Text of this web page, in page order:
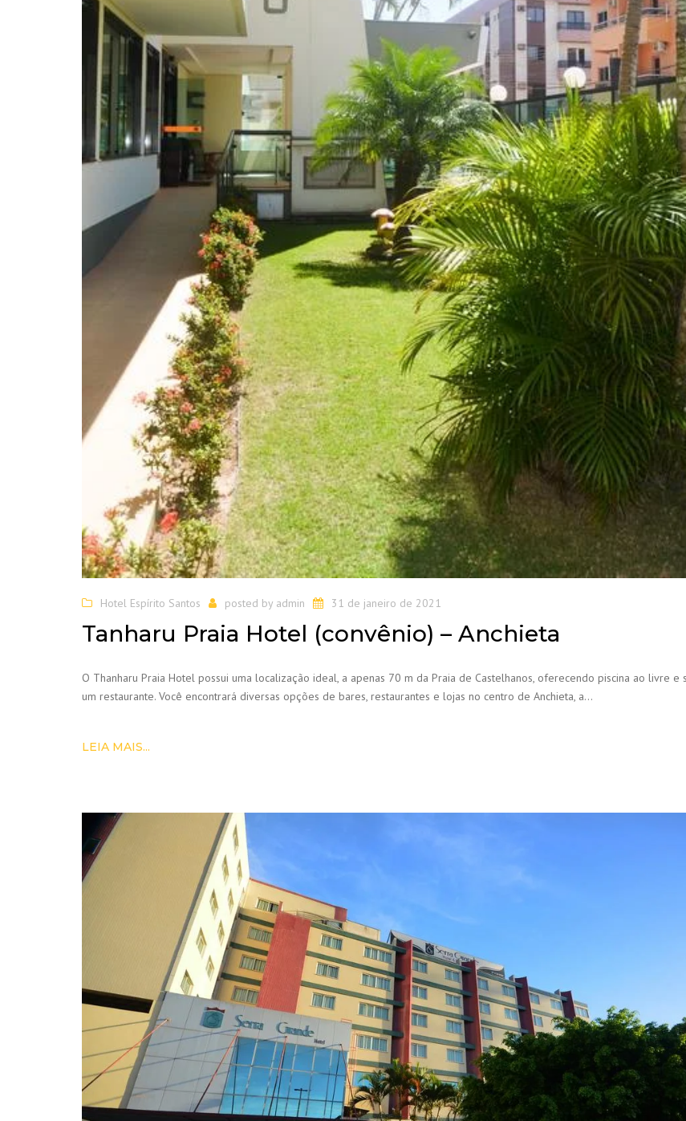
Hotel Espírito Santos posted by admin 31 de janeiro de 2021
Tanharu Praia Hotel (convênio) – Anchieta
O Thanharu Praia Hotel possui uma localização ideal, a apenas 70 m da Praia de Castelhanos, oferecendo piscina ao livre e
um restaurante. Você encontrará diversas opções de bares, restaurantes e lojas no centro de Anchieta, a…
LEIA MAIS...